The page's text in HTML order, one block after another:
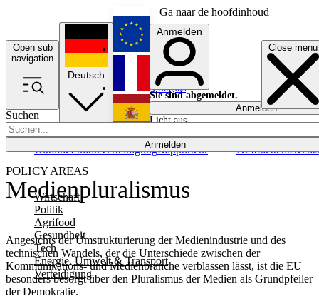
Ga naar de hoofdinhoud
Open sub
navigation
Close menu
Suchen
Anmelden
POLICY AREAS
Wirtschaft
Politik
Agrifood
Gesundheit
Tech
Energie, Umwelt & Transport
Verteidigung
UkrainePolitikVerteidigungRapporteur NewslettersEvents
Deutsch
English
Français
Anmelden
Sie sind abgemeldet.
Anmelden
Licht aus
Medienpluralismus
Angesichts der Umstrukturierung der Medienindustrie und des
technischen Wandels, der die Unterschiede zwischen der
Kommunikations- und Medienbranche verblassen lässt, ist die EU
besonders besorgt über den Pluralismus der Medien als Grundpfeiler
der Demokratie.